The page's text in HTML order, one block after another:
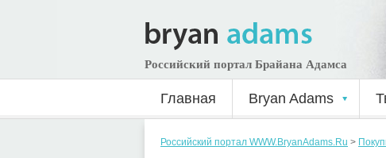
Российский портал Брайана Адамса
Главная Bryan Adams
Российский портал WWW.BryanAdams.Ru >